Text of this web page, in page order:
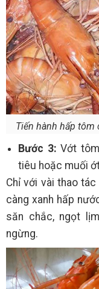
Tiến hành hấp tôm
Bước 3: Vớt
tiêu hoặc muối
Chỉ với vài thao
càng xanh hấp
săn chắc, ngọt
ngừng.